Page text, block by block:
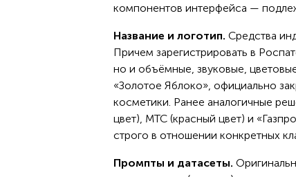
компонентов интерфейса —
Название и логотип. Средства
Причем зарегистрировать в
но и объёмные, звуковые,
«Золотое Яблоко», официально
косметики. Ранее аналогичные
цвет), МТС (красный цвет) и
строго в отношении конкретных
Промпты и датасеты.